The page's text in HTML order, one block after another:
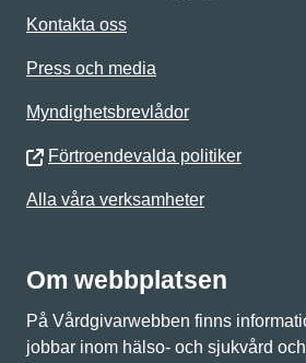
Kontakta oss
Press och media
Myndighetsbrevlådor
Förtroendevalda politiker
Alla våra verksamheter
Om webbplatsen
På Vårdgivarwebben finns
jobbar inom hälso- och sjukvård